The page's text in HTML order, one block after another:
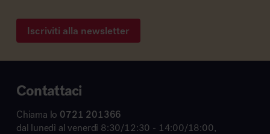
Iscriviti alla newsletter
Contattaci
Chiama lo 0721 201366
dal lunedì al venerdì 8:30/12:30 - 14:00/18:00,